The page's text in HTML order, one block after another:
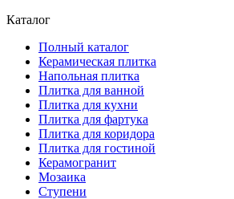
Каталог
Полный каталог
Керамическая плитка
Напольная плитка
Плитка для ванной
Плитка для кухни
Плитка для фартука
Плитка для коридора
Плитка для гостиной
Керамогранит
Мозаика
Ступени